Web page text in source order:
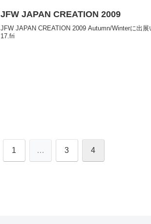
JFW JAPAN CREATION 2009
JFW JAPAN CREATION 2009 Autumn/Winterに出
17.fri
1 … 3 4